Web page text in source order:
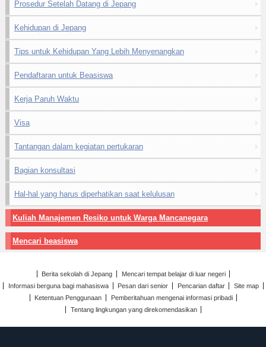
Prosedur Setelah Datang di Jepang
Kehidupan di Jepang
Tips untuk Kehidupan Yang Lebih Menyenangkan
Pendaftaran untuk Beasiswa
Kerja Paruh Waktu
Visa
Tantangan dalam kegiatan pertukaran
Bagian konsultasi
Hal-hal yang harus diperhatikan saat kelulusan
Kuliah Manajemen Resiko untuk Warga Mancanegara
Mencari beasiswa
Berita sekolah di Jepang
Mencari tempat belajar di luar negeri
Informasi berguna bagi mahasiswa
Pesan dari senior Pencarian daftar
Site map
Ketentuan Penggunaan
Pemberitahuan mengenai informasi pribadi
Tentang lingkungan yang direkomendasikan